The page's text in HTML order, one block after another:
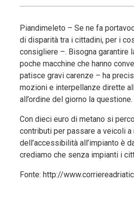
Piandimeleto – Se ne fa
di disparità tra i cittadini, per i
consigliere –. Bisogna garantire
poche macchine che hanno
patisce gravi carenze – ha
mozioni e interpellanze dirette
all’ordine del giorno la questione.
Con dieci euro di metano si
contributi per passare a veicoli
dell’accessibilità all’impianto è
crediamo che senza impianti i
Fonte: http://